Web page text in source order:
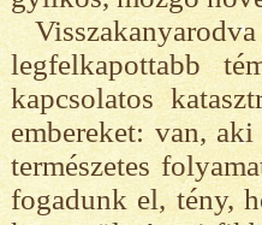
legfelkapottabb
kapcsolatos
embereket: van,
természetes
fogadunk el, tény,